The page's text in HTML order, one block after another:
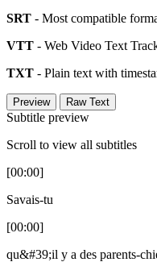
SRT - Most compatible
VTT - Web Video Text
TXT - Plain text with
Preview Raw Text
Subtitle preview
Scroll to view all subtitles
[00:00]
Savais-tu
[00:00]
qu&#39;il y a des parents-